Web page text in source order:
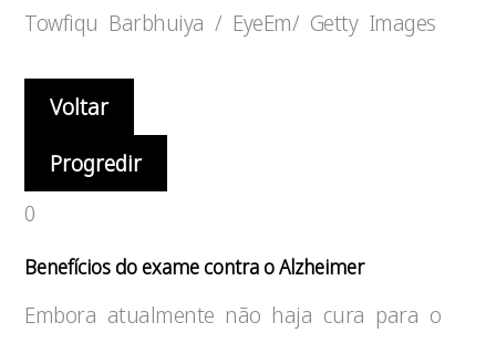
Towfiqu Barbhuiya / EyeEm/ Getty Images
Voltar
Progredir
0
Benefícios do exame contra o Alzheimer
Embora atualmente não haja cura para o